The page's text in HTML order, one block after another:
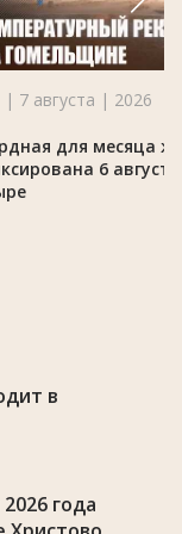
| 7 августа | 2026
для месяца
6
в
года